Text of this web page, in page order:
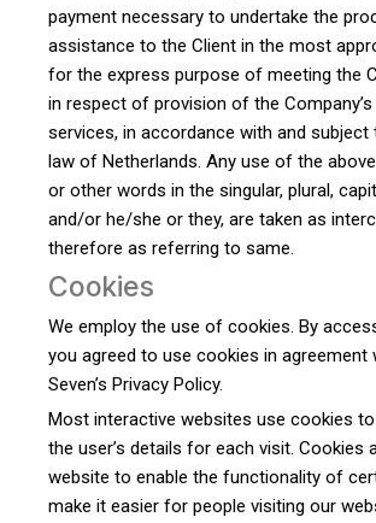
payment necessary to undertake the
assistance to the Client in the most
for the express purpose of meeting the
in respect of provision of the
services, in accordance with and subject
law of Netherlands. Any use of the
or other words in the singular, plural,
and/or he/she or they, are taken as
therefore as referring to same.
Cookies
We employ the use of cookies. By
you agreed to use cookies in agreement
Seven’s Privacy Policy.
Most interactive websites use cookies
the user’s details for each visit. Cookies
website to enable the functionality of
make it easier for people visiting our